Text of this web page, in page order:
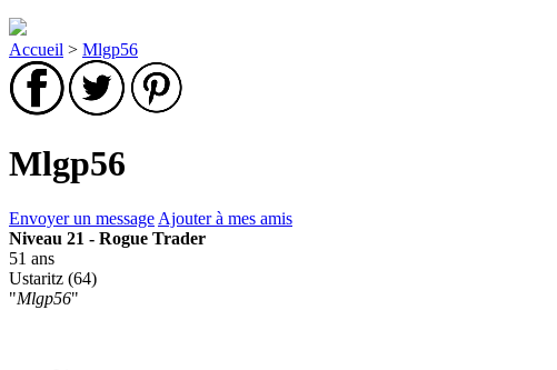
Accueil > Mlgp56
Mlgp56
Envoyer un message Ajouter à mes amis
Niveau 21 - Rogue Trader
51 ans
Ustaritz (64)
"Mlgp56"